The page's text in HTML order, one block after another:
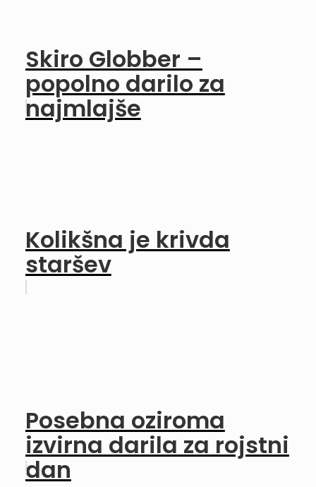
Skiro Globber –
popolno darilo za
najmlajše
Kolikšna je krivda
staršev
Posebna oziroma
izvirna darila za rojstni
dan